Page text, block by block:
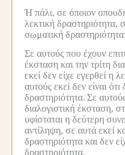
Ή πάλι, σε όποιον
λεκτική δραστηριότητα,
σωματική δραστηριότητα;
Σε αυτούς που έχουν
έκσταση και την τρίτη
εκεί δεν είχε εγερθεί η
αυτούς εκεί δεν είναι
δραστηριότητα. Σε
διαλογιστική έκσταση,
υφίσταται η δεύτερη
αντίληψη, σε αυτά εκεί
δραστηριότητα και δεν
δραστηριότητα.